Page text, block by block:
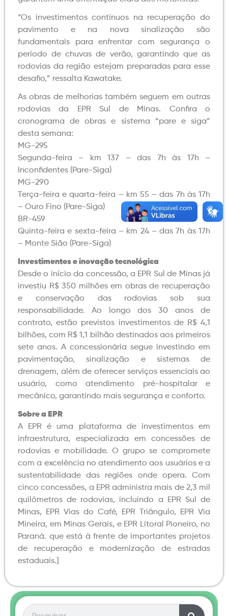
“Os investimentos contínuos na recuperação do
pavimento e na nova sinalização são
fundamentais para enfrentar com segurança o
período de chuvas de verão, garantindo que as
rodovias da região estejam preparadas para esse
desafio,” ressalta Kawatake.
As obras de melhorias também seguem em outras
rodovias da EPR Sul de Minas. Confira o
cronograma de obras e sistema “pare e siga”
desta semana:
MG-295
Segunda-feira – km 137 – das 7h às 17h –
Inconfidentes (Pare-Siga)
MG-290
Terça-feira e quarta-feira – km 55 – das 7h às 17h
– Ouro Fino (Pare-Siga)
BR-459
Quinta-feira e sexta-feira – km 24 – das 7h às 17h
– Monte Sião (Pare-Siga)
Investimentos e inovação tecnológica
Desde o início da concessão, a EPR Sul de Minas já
investiu R$ 350 milhões em obras de recuperação
e conservação das rodovias sob sua
responsabilidade. Ao longo dos 30 anos de
contrato, estão previstos investimentos de R$ 4,1
bilhões, com R$ 1,1 bilhão destinados aos primeiros
sete anos. A concessionária segue investindo em
pavimentação, sinalização e sistemas de
drenagem, além de oferecer serviços essenciais ao
usuário, como atendimento pré-hospitalar e
mecânico, garantindo mais segurança e conforto.
Sobre a EPR
A EPR é uma plataforma de investimentos em
infraestrutura, especializada em concessões de
rodovias e mobilidade. O grupo se compromete
com a excelência no atendimento aos usuários e a
sustentabilidade das regiões onde opera. Com
cinco concessões, a EPR administra mais de 2,3 mil
quilômetros de rodovias, incluindo a EPR Sul de
Minas, EPR Vias do Café, EPR Triângulo, EPR Via
Mineira, em Minas Gerais, e EPR Litoral Pioneiro, no
Paraná. que está à frente de importantes projetos
de recuperação e modernização de estradas
estaduais.]